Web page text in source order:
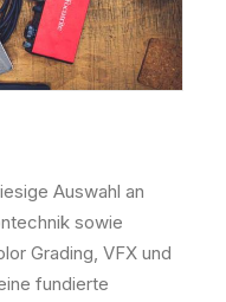
Auswahl an
sowie
Grading, VFX und
fundierte